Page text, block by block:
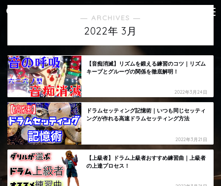
― ARCHIVES ―
2022年 3月
【音痴消滅】リズムを鍛える練習のコツ｜リズム
キープとグルーヴの関係を徹底解明！
2022年3月24日
ドラムセッティング記憶術｜いつも同じセッティ
ングが作れる高速ドラムセッティング方法
2022年3月21日
【上級者】ドラム上級者おすすめ練習曲｜上級者
の上達プロセス！